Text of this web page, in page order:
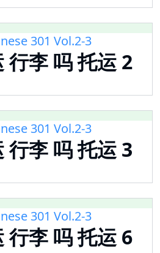
301 Vol.2-3
行李 吗 托运 2
301 Vol.2-3
行李 吗 托运 3
301 Vol.2-3
行李 吗 托运 6